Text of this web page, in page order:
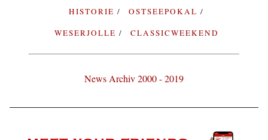
HISTORIE
OSTSEEPOKAL
WESERJOLLE
CLASSICWEEKEND
News Archiv 2000 - 2019